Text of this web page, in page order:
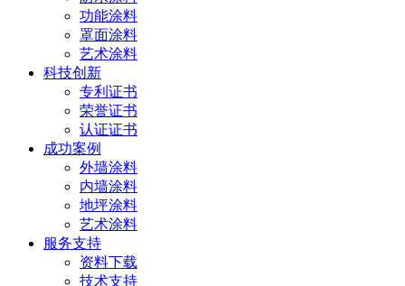
功能涂料
罩面涂料
艺术涂料
科技创新
专利证书
荣誉证书
认证证书
成功案例
外墙涂料
内墙涂料
地坪涂料
艺术涂料
服务支持
资料下载
技术支持